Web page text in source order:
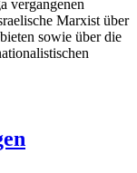
vergangenen
Marxist über
sowie über die